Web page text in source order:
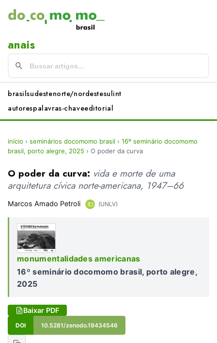
anais
brasilsudestenorte/nordestesulint
autorespalavras-chaveeditorial
início › seminários docomomo brasil › 16º seminário docomomo
brasil, porto alegre, 2025 › O poder da curva
O poder da curva: vida e morte de uma
arquitetura cívica norte-americana, 1947–66
Marcos Amado Petroli (UNLV)
monumentalidades americanas
16º seminário docomomo brasil, porto alegre,
2025
Baixar PDF
DOI 10.5281/zenodo.19434546